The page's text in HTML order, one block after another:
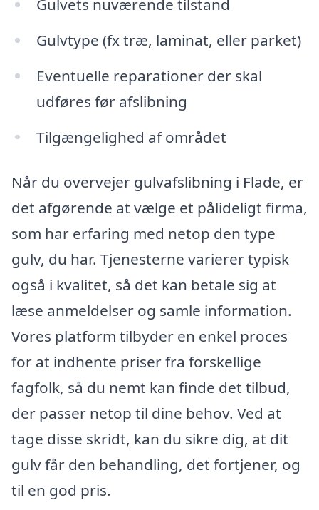
Gulvets nuværende tilstand
Gulvtype (fx træ, laminat, eller parket)
Eventuelle reparationer der skal
udføres før afslibning
Tilgængelighed af området
Når du overvejer gulvafslibning i Flade, er
det afgørende at vælge et pålideligt firma,
som har erfaring med netop den type
gulv, du har. Tjenesterne varierer typisk
også i kvalitet, så det kan betale sig at
læse anmeldelser og samle information.
Vores platform tilbyder en enkel proces
for at indhente priser fra forskellige
fagfolk, så du nemt kan finde det tilbud,
der passer netop til dine behov. Ved at
tage disse skridt, kan du sikre dig, at dit
gulv får den behandling, det fortjener, og
til en god pris.